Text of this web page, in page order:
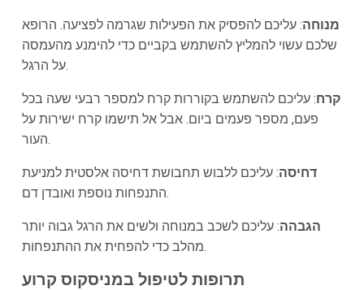
מנוחה: עליכם להפסיק את הפעילות שגרמה לפציעה. הרופא
שלכם עשוי להמליץ להשתמש בקביים כדי להימנע מהעמסה
על הרגל.
קרח: עליכם להשתמש בקוררות קרח למספר רבעי שעה בכל
פעם, מספר פעמים ביום. אבל אל תישמו קרח ישירות על
העור.
דחיסה: עליכם ללבוש תחבושת דחיסה אלסטית למניעת
התנפחות נוספת ואובדן דם.
הגבהה: עליכם לשכב במנוחה ולשים את הרגל גבוה יותר
מהלב כדי להפחית את ההתנפחות.
תרופות לטיפול במניסקוס קרוע